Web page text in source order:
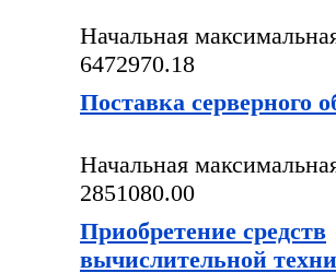
Начальная
6472970.18
Поставка серверного
Начальная
2851080.00
Приобретение средств
вычислительной